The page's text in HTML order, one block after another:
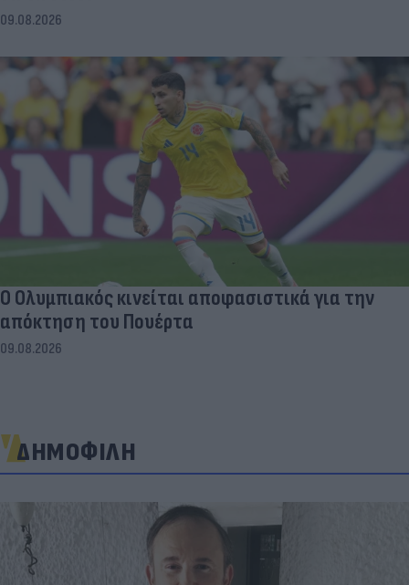
09.08.2026
Ο Ολυμπιακός κινείται αποφασιστικά για την
απόκτηση του Πουέρτα
09.08.2026
ΔΗΜΟΦΙΛΗ